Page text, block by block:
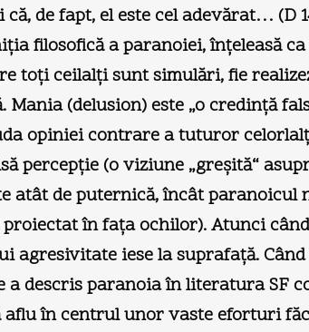
de fapt, el este cel adevărat… (D
filosofică a paranoiei, înţeleasă
toţi ceilalţi sunt simulări, fie
(delusion) este „o credinţă
opiniei contrare a tuturor
percepţie (o viziune „greşită“
atât de puternică, încât
în faţa ochilor). Atunci
iese la suprafaţă. Când
descris paranoia în literatura SF
aflu în centrul unor vaste eforturi